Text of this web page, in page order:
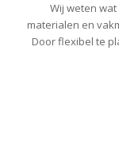
Wij weten
materialen en
Door flexibel te